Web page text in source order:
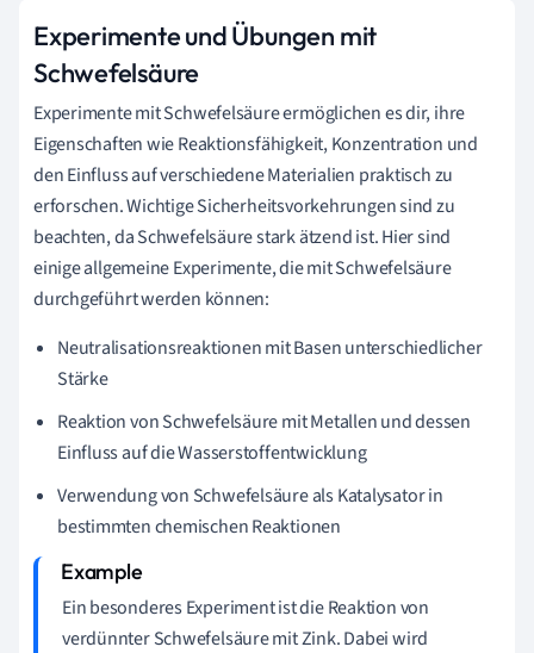
Experimente und Übungen mit
Schwefelsäure
Experimente mit Schwefelsäure ermöglichen es dir, ihre
Eigenschaften wie Reaktionsfähigkeit, Konzentration und
den Einfluss auf verschiedene Materialien praktisch zu
erforschen. Wichtige Sicherheitsvorkehrungen sind zu
beachten, da Schwefelsäure stark ätzend ist. Hier sind
einige allgemeine Experimente, die mit Schwefelsäure
durchgeführt werden können:
Neutralisationsreaktionen mit Basen unterschiedlicher
Stärke
Reaktion von Schwefelsäure mit Metallen und dessen
Einfluss auf die Wasserstoffentwicklung
Verwendung von Schwefelsäure als Katalysator in
bestimmten chemischen Reaktionen
Ein besonderes Experiment ist die Reaktion von
verdünnter Schwefelsäure mit Zink. Dabei wird